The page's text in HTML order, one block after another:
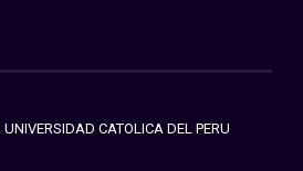
CATOLICA DEL PERU